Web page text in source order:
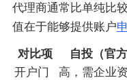
代理商通常比单纯比
值在于能够提供账户
对比项
自投（官方
开户门
高，需企业